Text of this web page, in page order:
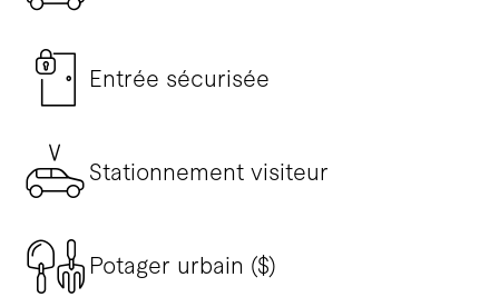
Entrée sécurisée
Stationnement visiteur
Potager urbain ($)